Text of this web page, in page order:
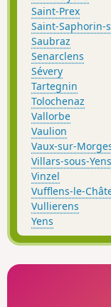
Saint-Prex
Saint-Saphorin-
Saubraz
Senarclens
Sévery
Tartegnin
Tolochenaz
Vallorbe
Vaulion
Vaux-sur-
Villars-sous-Yens
Vinzel
Vufflens-le-
Vullierens
Yens